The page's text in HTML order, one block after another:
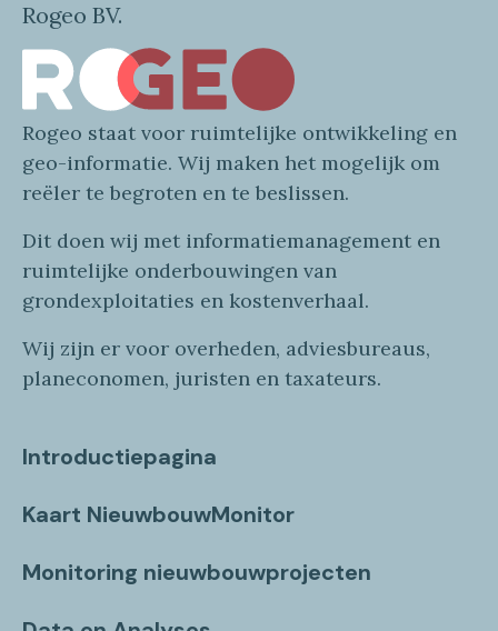
Rogeo BV.
Rogeo staat voor ruimtelijke ontwikkeling en
geo-informatie. Wij maken het mogelijk om
reëler te begroten en te beslissen.
Dit doen wij met informatiemanagement en
ruimtelijke onderbouwingen van
grondexploitaties en kostenverhaal.
Wij zijn er voor overheden, adviesbureaus,
planeconomen, juristen en taxateurs.
Introductiepagina
Kaart NieuwbouwMonitor
Monitoring nieuwbouwprojecten